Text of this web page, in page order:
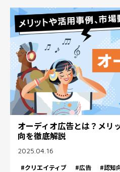
オーディオ広告とは？メリ
向を徹底解説
2025.04.16
#クリエイティブ
#広告 #認知